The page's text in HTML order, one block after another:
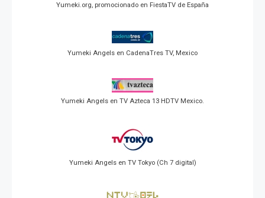
Yumeki.org, promocionado en FiestaTV de España
Yumeki Angels en CadenaTres TV, Mexico
Yumeki Angels en TV Azteca 13 HDTV Mexico.
Yumeki Angels en TV Tokyo (Ch 7 digital)